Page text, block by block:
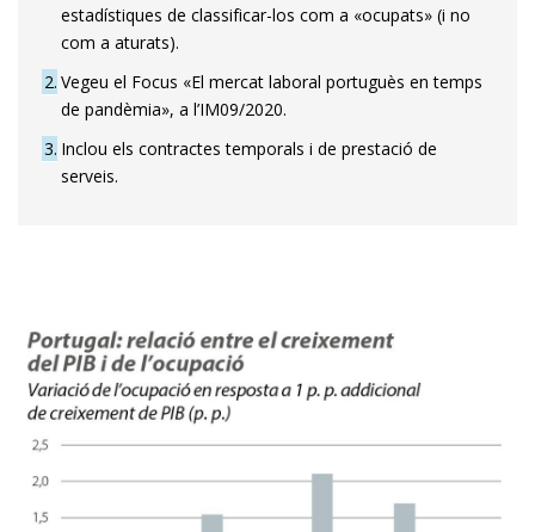
estadístiques de classificar-los com a «ocupats» (i no
com a aturats).
2 Vegeu el Focus «El mercat laboral portuguès en temps
de pandèmia», a l’IM09/2020.
3 Inclou els contractes temporals i de prestació de
serveis.